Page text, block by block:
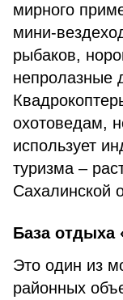
мирного
мини-
рыбаков,
непролазные
охотоведам,
использует
туризма –
Сахалинской
База отдыха
Это один из
районных